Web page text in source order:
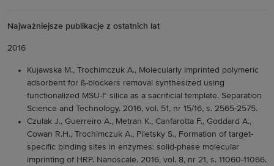
Najważniejsze publikacje z ostatnich lat
2016
Kujawska M., Trochimczuk A., Molecularly imprinted polymeric
adsorbent for ß-blockers removal synthesized using
functionalized MSU-F silica as a sacrificial template. Separation
Science and Technology. 2016, vol. 51, nr 15/16, s. 2565-2575.
Czulak J., Guerreiro A., Metran K., Canfarotta F., Goddard A.,
Cowan R.H., Trochimczuk A., Piletsky S., Formation of target-
specific binding sites in enzymes: solid-phase molecular
imprinting of HRP. Nanoscale. 2016, vol. 8, nr 21, s. 11060-11066.